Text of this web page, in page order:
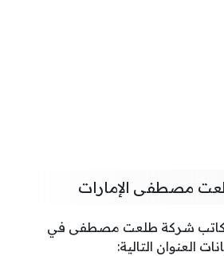
مصطفى الإمارات
شركة طلعت مصطفى في
العنوان التالية: